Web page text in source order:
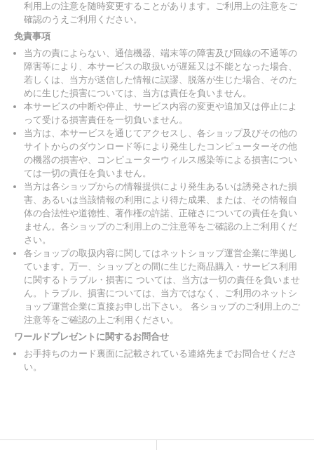
利用上の注意を随時変更することがあります。ご利用上の注意をご
確認のうえご利用ください。
免責事項
当方の責によらない、通信機器、端末等の障害及び回線の不通等の
障害等により、本サービスの取扱いが遅延又は不能となった場合、
若しくは、当方が送信した情報に誤謬、脱落が生じた場合、そのた
めに生じた損害については、当方は責任を負いません。
本サービスの中断や停止、サービス内容の変更や追加又は停止によ
って受ける損害責任を一切負いません。
当方は、本サービスを通じてアクセスし、各ショップ及びその他の
サイトからのダウンロード等により発生したコンピューターその他
の機器の損害や、コンピューターウィルス感染等による損害につい
ては一切の責任を負いません。
当方は各ショップからの情報提供により発生あるいは誘発された損
害、あるいは当該情報の利用により得た成果、または、その情報自
体の合法性や道徳性、著作権の許諾、正確さについての責任を負い
ません。各ショップのご利用上のご注意等をご確認の上ご利用くだ
さい。
各ショップの取扱内容に関してはネットショップ運営企業に準拠し
ています。万一、ショップとの間に生じた商品購入・サービス利用
に関するトラブル・損害に ついては、当方は一切の責任を負いませ
ん。トラブル、損害については、当方ではなく、ご利用のネットシ
ョップ運営企業に直接お申し出下さい。 各ショップのご利用上のご
注意等をご確認の上ご利用ください。
ワールドプレゼントに関するお問合せ
お手持ちのカード裏面に記載されている連絡先までお問合せくださ
い。